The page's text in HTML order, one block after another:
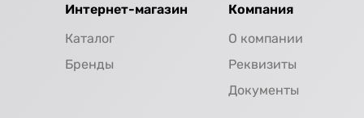
Интернет-магазин
Каталог
Бренды
Компания
О компании
Реквизиты
Документы